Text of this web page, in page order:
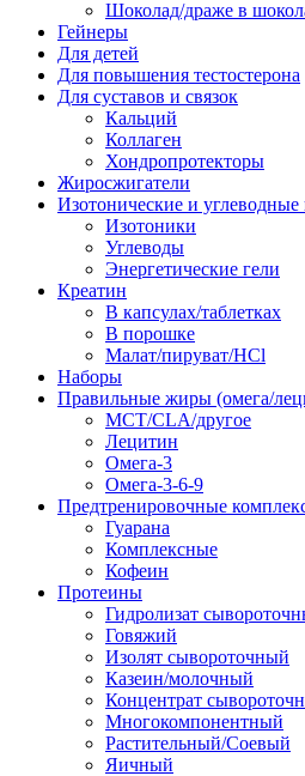
Шоколад/драже в
Гейнеры
Для детей
Для повышения тестостерона
Для суставов и связок
Кальций
Коллаген
Хондропротекторы
Жиросжигатели
Изотонические и углеводные
Изотоники
Углеводы
Энергетические гели
Креатин
В капсулах/таблетках
В порошке
Малат/пируват/HCl
Наборы
Правильные жиры (омега/
MCT/CLA/другое
Лецитин
Омега-3
Омега-3-6-9
Предтренировочные
Гуарана
Комплексные
Кофеин
Протеины
Гидролизат
Говяжий
Изолят сывороточный
Казеин/молочный
Концентрат
Многокомпонентный
Растительный/Соевый
Яичный